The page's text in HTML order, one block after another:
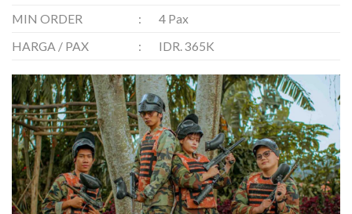
MIN ORDER
:
4 Pax
HARGA / PAX
: IDR. 365K